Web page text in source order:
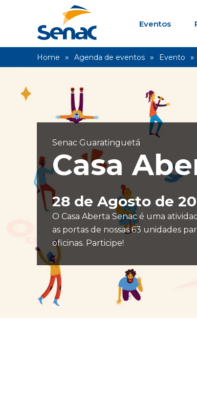
Eventos
Home Agenda de eventos Evento
Senac Guaratinguetá
Casa
28 de Agosto de
O Casa Aberta Senac é uma
as portas de nossas 63 unidades
oficinas. Participe!